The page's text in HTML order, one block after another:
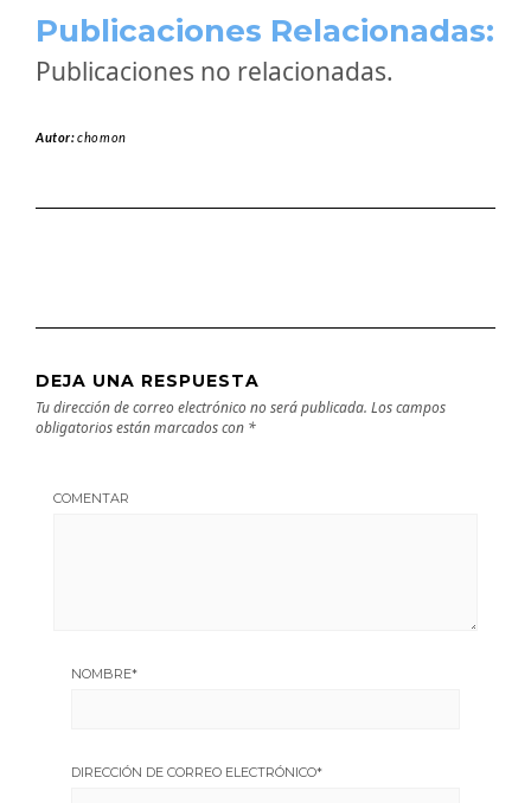
Publicaciones Relacionadas:
Publicaciones no relacionadas.
Autor:chomon
DEJA UNA RESPUESTA
Tu dirección de correo electrónico no será publicada. Los campos
obligatorios están marcados con *
COMENTAR
NOMBRE*
DIRECCIÓN DE CORREO ELECTRÓNICO*